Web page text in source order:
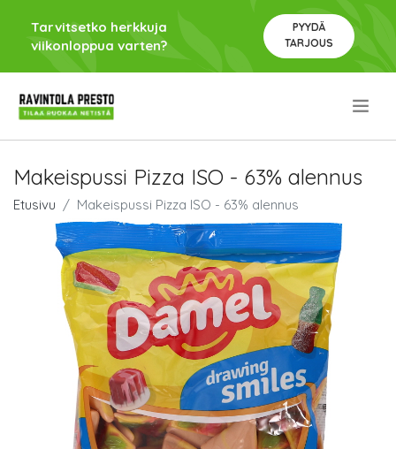
Tarvitsetko herkkuja
viikonloppua varten?
PYYDÄ
TARJOUS
Makeispussi Pizza ISO - 63% alennus
Etusivu Makeispussi Pizza ISO - 63% alennus